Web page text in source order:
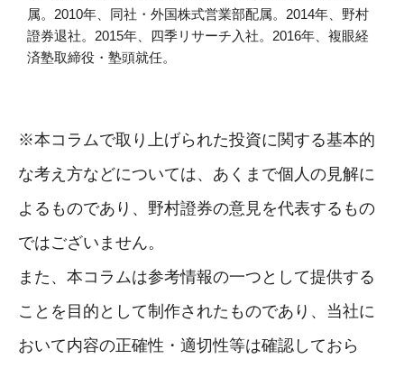
属。2010年、同社・外国株式営業部配属。2014年、野村
證券退社。2015年、四季リサーチ入社。2016年、複眼経
済塾取締役・塾頭就任。
※本コラムで取り上げられた投資に関する基本的
な考え方などについては、あくまで個人の見解に
よるものであり、野村證券の意見を代表するもの
ではございません。
また、本コラムは参考情報の一つとして提供する
ことを目的として制作されたものであり、当社に
おいて内容の正確性・適切性等は確認しておら